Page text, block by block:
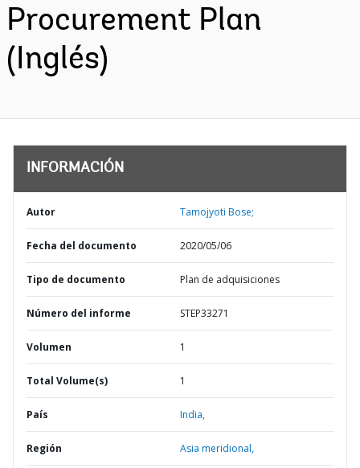
Procurement Plan
(Inglés)
INFORMACIÓN
Autor Tamojyoti Bose;
Fecha del documento 2020/05/06
Tipo de documento Plan de adquisiciones
Número del informe STEP33271
Volumen 1
Total Volume(s) 1
País India,
Región Asia meridional,